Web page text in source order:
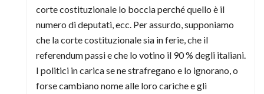
corte costituzionale lo boccia perché quello è il
numero di deputati, ecc. Per assurdo, supponiamo
che la corte costituzionale sia in ferie, che il
referendum passi e che lo votino il 90 % degli italiani.
I politici in carica se ne strafregano e lo ignorano, o
forse cambiano nome alle loro cariche e gli